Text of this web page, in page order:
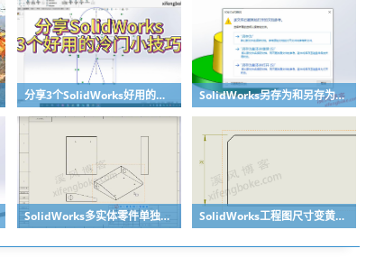
分享3个SolidWorks好用的冷门小技巧 SolidWorks另存为和另存为副本区别？
SolidWorks多实体零件单独出某个实体工程图的方法分享 SolidWorks工程图尺寸变黄丢失了怎么办？合理标注很重要